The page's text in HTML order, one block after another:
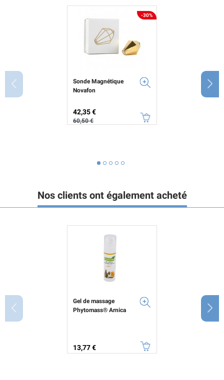
-30%
Sonde Magnétique
Novafon
Prix
42,35 € Prix de base
60,50 €
Nos clients ont également acheté
Gel de massage
Phytomass® Arnica
Prix
13,77 €